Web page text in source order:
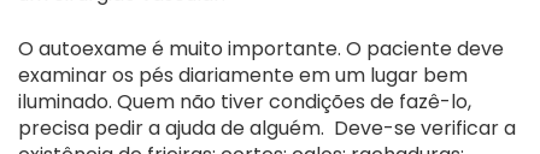
O autoexame é muito importante. O paciente deve
examinar os pés diariamente em um lugar bem
iluminado. Quem não tiver condições de fazê-lo,
precisa pedir a ajuda de alguém. Deve-se verificar a